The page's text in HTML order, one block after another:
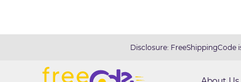
Disclosure: